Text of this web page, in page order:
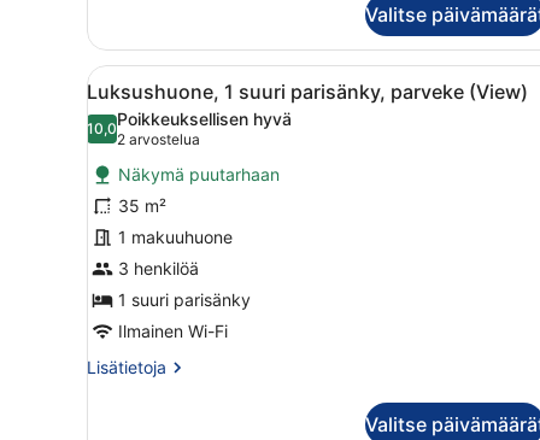
parisänky
(View)
Valitse
Avaa
kaikki
huonetyypin
Luksushuone,
1
suuri
parisänky,
parveke
(View)
kuvat
Moderni hotellihuone,
7
Luksushuone, 1 suuri parisänky, parveke (View)
10,010,0 kautta 10
Poikkeuksellisen hyvä
2 arvostelua
(2
arvostelua)
Näkymä puutarhaan
35 m²
1 makuuhuone
3 henkilöä
1 suuri parisänky
Ilmainen Wi-Fi
Lisätietoja
Lisätietoja
Valitse